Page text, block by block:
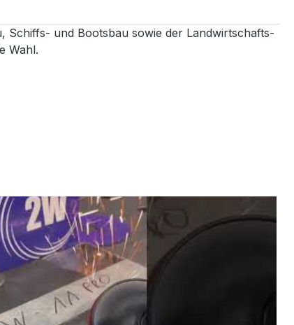
Schiffs- und Bootsbau sowie der Landwirtschafts-
Wahl.